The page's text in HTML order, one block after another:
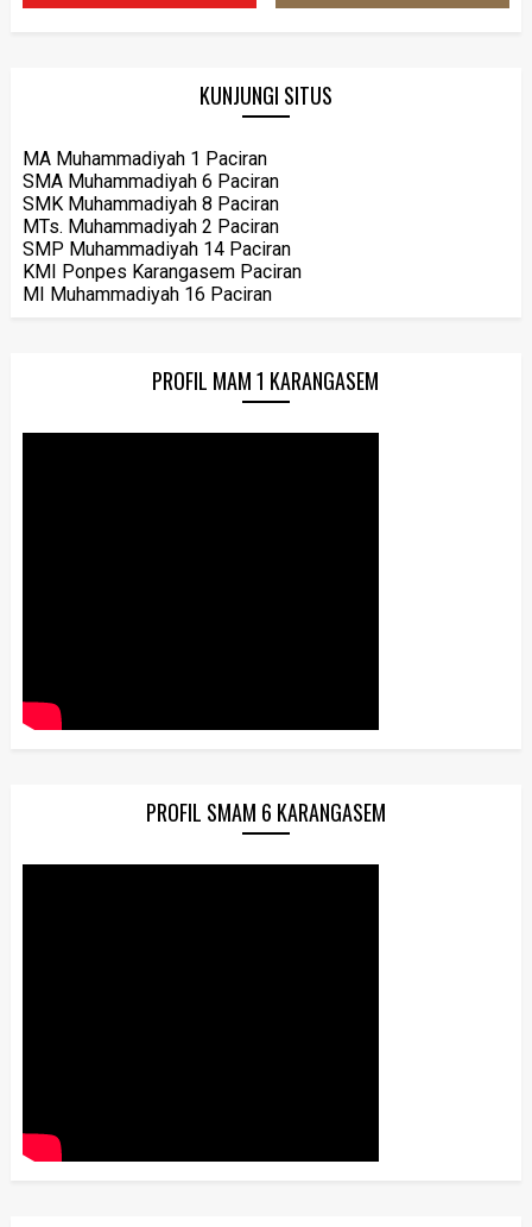
KUNJUNGI SITUS
MA Muhammadiyah 1 Paciran
SMA Muhammadiyah 6 Paciran
SMK Muhammadiyah 8 Paciran
MTs. Muhammadiyah 2 Paciran
SMP Muhammadiyah 14 Paciran
KMI Ponpes Karangasem Paciran
MI Muhammadiyah 16 Paciran
PROFIL MAM 1 KARANGASEM
PROFIL SMAM 6 KARANGASEM